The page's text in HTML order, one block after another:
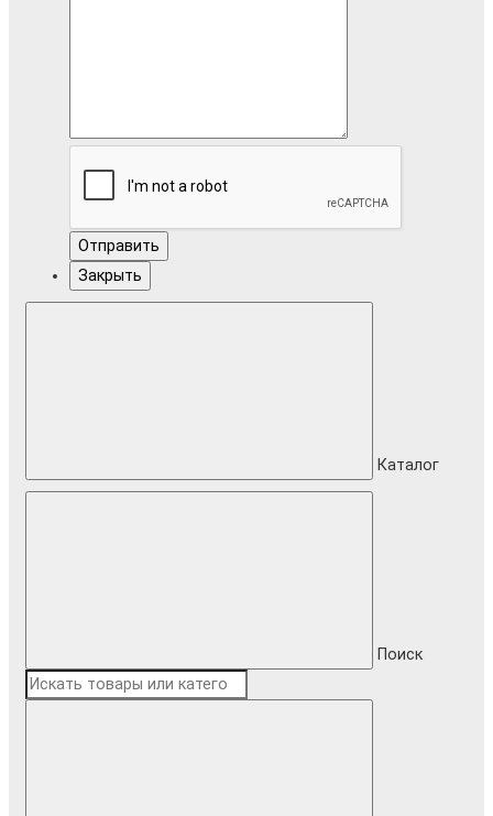
Отправить
Закрыть
Каталог
Поиск